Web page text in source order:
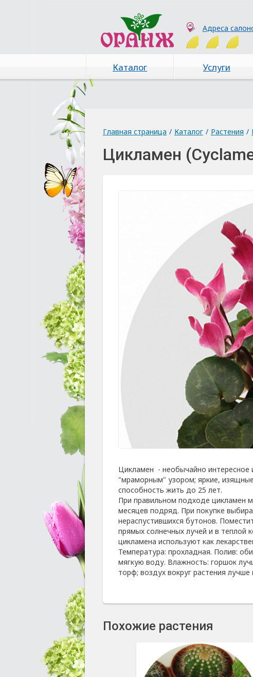
Адреса
Каталог Услуги
Главная страница / Каталог / Растения /
Цикламен
Цикламен - необычайно интересное
"мраморным" узором; яркие,
способность жить до 25 лет.
При правильном подходе цикламен
месяцев подряд. При покупке
нераспустившихся бутонов.
прямых солнечных лучей и в теплой
цикламена используют как
Температура: прохладная. Полив:
мягкую воду. Влажность: горшок
торф; воздух вокруг растения
Похожие растения